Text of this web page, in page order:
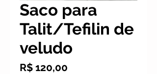
Saco para
Talit/Tefilin de
veludo
R$ 120,00